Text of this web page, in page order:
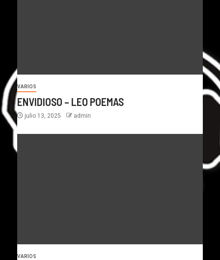
VARIOS
ENVIDIOSO – LEO POEMAS
julio 13, 2025 admin
VARIOS